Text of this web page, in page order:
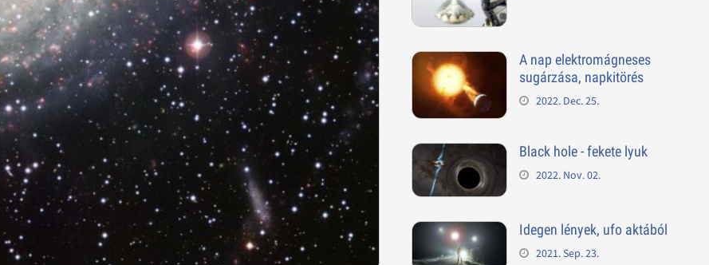
A nap elektromágneses
sugárzása, napkitörés
2022. Dec. 25.
Black hole - fekete lyuk
2022. Nov. 02.
Idegen lények, ufo aktából
2021. Sep. 23.